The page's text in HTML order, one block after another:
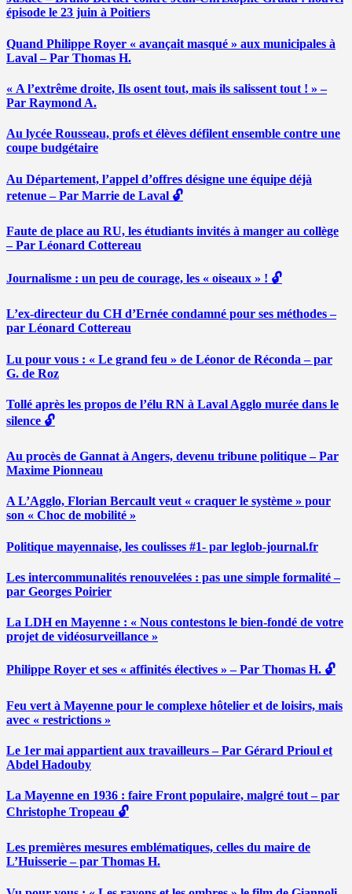
épisode le 23 juin à Poitiers
Quand Philippe Royer « avançait masqué » aux municipales à
Laval – Par Thomas H.
« A l’extrême droite, Ils osent tout, mais ils salissent tout ! » –
Par Raymond A.
Au lycée Rousseau, profs et élèves défilent ensemble contre une
coupe budgétaire
Au Département, l’appel d’offres désigne une équipe déjà
retenue – Par Marrie de Laval 🔓
Faute de place au RU, les étudiants invités à manger au collège
– Par Léonard Cottereau
Journalisme : un peu de courage, les « oiseaux » ! 🔓
L’ex-directeur du CH d’Ernée condamné pour ses méthodes –
par Léonard Cottereau
Lu pour vous : « Le grand feu » de Léonor de Réconda – par
G. de Roz
Tollé après les propos de l’élu RN à Laval Agglo murée dans le
silence 🔓
Au procès de Gannat à Angers, devenu tribune politique – Par
Maxime Pionneau
A L’Agglo, Florian Bercault veut « craquer le système » pour
son « Choc de mobilité »
Politique mayennaise, les coulisses #1- par leglob-journal.fr
Les intercommunalités renouvelées : pas une simple formalité –
par Georges Poirier
La LDH en Mayenne : « Nous contestons le bien-fondé de votre
projet de vidéosurveillance »
Philippe Royer et ses « affinités électives » – Par Thomas H. 🔓
Feu vert à Mayenne pour le complexe hôtelier et de loisirs, mais
avec « restrictions »
Le 1er mai appartient aux travailleurs – Par Gérard Prioul et
Abdel Hadouby
La Mayenne en 1936 : faire Front populaire, malgré tout – par
Christophe Tropeau 🔓
Les premières mesures emblématiques, celles du maire de
L’Huisserie – par Thomas H.